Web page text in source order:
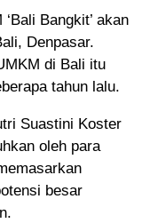
Bangkit’ akan
Denpasar.
di Bali itu
tahun lalu.
Suastini Koster
oleh para
besar